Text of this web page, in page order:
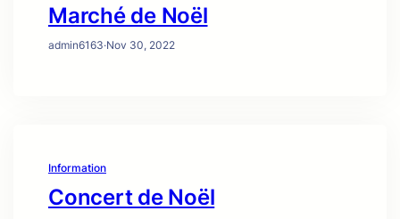
Marché de Noël
admin6163·Nov 30, 2022
Information
Concert de Noël